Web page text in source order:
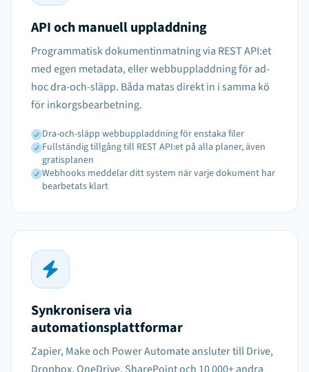
API och manuell uppladdning
Programmatisk dokumentinmatning via REST API:et
med egen metadata, eller webbuppladdning för ad-
hoc dra-och-släpp. Båda matas direkt in i samma kö
för inkorgsbearbetning.
Dra-och-släpp webbuppladdning för enstaka filer
Fullständig tillgång till REST API:et på alla planer, även
gratisplanen
Webhooks meddelar ditt system när varje dokument har
bearbetats klart
Synkronisera via
automationsplattformar
Zapier, Make och Power Automate ansluter till Drive,